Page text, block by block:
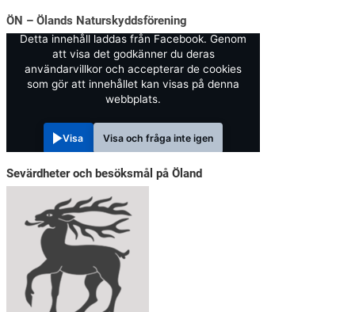
ÖN – Ölands Naturskyddsförening
Detta innehåll laddas från Facebook. Genom
att visa det godkänner du deras
användarvillkor och accepterar de cookies
som gör att innehållet kan visas på denna
webbplats.
Visa Visa och fråga inte igen
Sevärdheter och besöksmål på Öland